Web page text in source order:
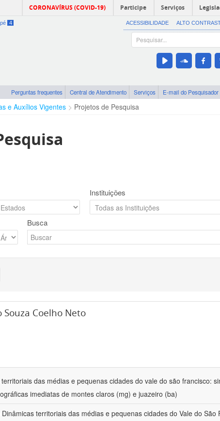
CORONAVÍRUS (COVID-19) Participe Serviços
4 ACESSIBILIDADE ALTO
Perguntas frequentes Central de Atendimento Serviços E-mail do Pesquisador
e Auxílios Vigentes Projetos de Pesquisa
Instituições
Busca
Souza Coelho Neto
das médias e pequenas cidades do vale do são francisco:
imediatas de montes claros (mg) e juazeiro (ba)
territoriais das médias e pequenas cidades do Vale do São